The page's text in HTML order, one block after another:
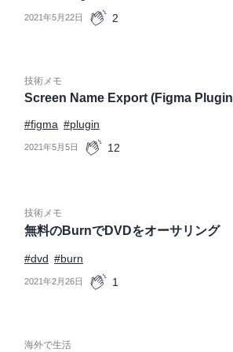
2021年5月22日 2
技術メモ
Screen Name Export (Figma
#figma #plugin
2021年5月5日 12
技術メモ
無料のBurnでDVDをオーサリング
#dvd #burn
2021年2月26日 1
海外で生活